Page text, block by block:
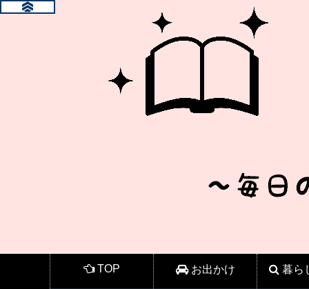
TOP お出かけ 暮ら